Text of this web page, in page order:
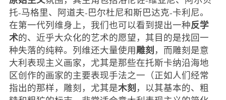
托-马格里、阿道夫-巴尔杜尼和斯巴达克-卡利尼。
在第一代列维身上，我们也可以看到提出一种反学
术的、近乎大众化的艺术的愿望，其目的是找回一
种失落的纯粹。列维还大量使用雕刻，而雕刻是意
大利表现主义画家，尤其是那些在托斯卡纳沿海地
区创作的画家的主要表现手法之一（正如人们经常
指出的那样，雕刻，尤其是木刻，以其基本的、粗